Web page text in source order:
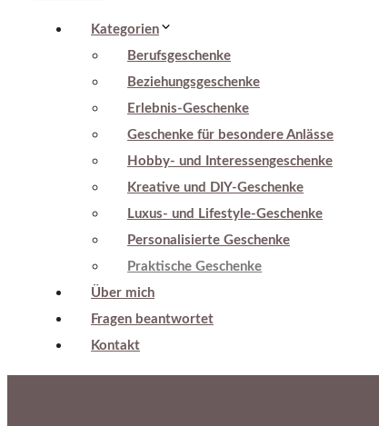
Kategorien
Berufsgeschenke
Beziehungsgeschenke
Erlebnis-Geschenke
Geschenke für besondere Anlässe
Hobby- und Interessengeschenke
Kreative und DIY-Geschenke
Luxus- und Lifestyle-Geschenke
Personalisierte Geschenke
Praktische Geschenke
Über mich
Fragen beantwortet
Kontakt